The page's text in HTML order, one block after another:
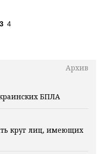
Архив
БПЛА
круг лиц, имеющих
3 4